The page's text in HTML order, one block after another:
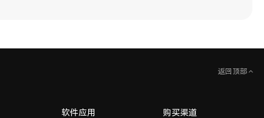
返回顶部
软件应用 购买渠道